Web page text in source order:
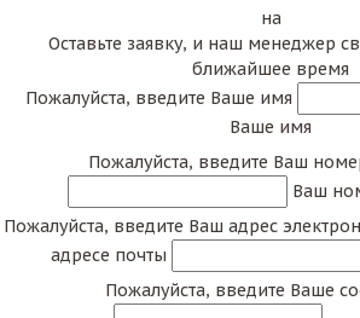
на
Оставьте заявку, и наш менеджер
ближайшее время
Пожалуйста, введите Ваше имя
Ваше имя
Пожалуйста, введите Ваш
Ваш
Пожалуйста, введите Ваш адрес
адресе почты
Пожалуйста, введите Ваше